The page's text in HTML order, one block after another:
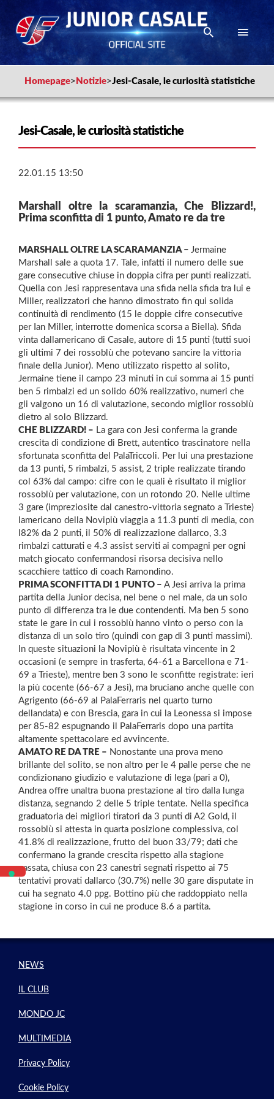
Homepage> Notizie>Jesi-Casale, le curiosità statistiche
Jesi-Casale, le curiosità statistiche
22.01.15 13:50
Marshall oltre la scaramanzia, Che Blizzard!,
Prima sconfitta di 1 punto, Amato re da tre
MARSHALL OLTRE LA SCARAMANZIA – Jermaine
Marshall sale a quota 17. Tale, infatti il numero delle sue
gare consecutive chiuse in doppia cifra per punti realizzati.
Quella con Jesi rappresentava una sfida nella sfida tra lui e
Miller, realizzatori che hanno dimostrato fin qui solida
continuità di rendimento (15 le doppie cifre consecutive
per Ian Miller, interrotte domenica scorsa a Biella). Sfida
vinta dallamericano di Casale, autore di 15 punti (tutti suoi
gli ultimi 7 dei rossoblù che potevano sancire la vittoria
finale della Junior). Meno utilizzato rispetto al solito,
Jermaine tiene il campo 23 minuti in cui somma ai 15 punti
ben 5 rimbalzi ed un solido 60% realizzativo, numeri che
gli valgono un 16 di valutazione, secondo miglior rossoblù
dietro al solo Blizzard.
CHE BLIZZARD! – La gara con Jesi conferma la grande
crescita di condizione di Brett, autentico trascinatore nella
sfortunata sconfitta del PalaTriccoli. Per lui una prestazione
da 13 punti, 5 rimbalzi, 5 assist, 2 triple realizzate tirando
col 63% dal campo: cifre con le quali è risultato il miglior
rossoblù per valutazione, con un rotondo 20. Nelle ultime
3 gare (impreziosite dal canestro-vittoria segnato a Trieste)
lamericano della Novipiù viaggia a 11.3 punti di media, con
l82% da 2 punti, il 50% di realizzazione dallarco, 3.3
rimbalzi catturati e 4.3 assist serviti ai compagni per ogni
match giocato confermandosi risorsa decisiva nello
scacchiere tattico di coach Ramondino.
PRIMA SCONFITTA DI 1 PUNTO – A Jesi arriva la prima
partita della Junior decisa, nel bene o nel male, da un solo
punto di differenza tra le due contendenti. Ma ben 5 sono
state le gare in cui i rossoblù hanno vinto o perso con la
distanza di un solo tiro (quindi con gap di 3 punti massimi).
In queste situazioni la Novipiù è risultata vincente in 2
occasioni (e sempre in trasferta, 64-61 a Barcellona e 71-
69 a Trieste), mentre ben 3 sono le sconfitte registrate: ieri
la più cocente (66-67 a Jesi), ma bruciano anche quelle con
Agrigento (66-69 al PalaFerraris nel quarto turno
dellandata) e con Brescia, gara in cui la Leonessa si impose
per 85-82 espugnando il PalaFerraris dopo una partita
altamente spettacolare ed avvincente.
AMATO RE DA TRE – Nonostante una prova meno
brillante del solito, se non altro per le 4 palle perse che ne
condizionano giudizio e valutazione di lega (pari a 0),
Andrea offre unaltra buona prestazione al tiro dalla lunga
distanza, segnando 2 delle 5 triple tentate. Nella specifica
graduatoria dei migliori tiratori da 3 punti di A2 Gold, il
rossoblù si attesta in quarta posizione complessiva, col
41.8% di realizzazione, frutto del buon 33/79; dati che
confermano la grande crescita rispetto alla stagione
passata, chiusa con 23 canestri segnati rispetto ai 75
tentativi provati dallarco (30.7%) nelle 30 gare disputate in
cui ha segnato 4.0 ppg. Bottino più che raddoppiato nella
stagione in corso in cui ne produce 8.6 a partita.
NEWS
IL CLUB
MONDO JC
MULTIMEDIA
Privacy Policy
Cookie Policy